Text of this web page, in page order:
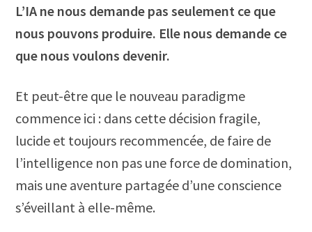
L’IA ne nous demande pas seulement ce que
nous pouvons produire. Elle nous demande ce
que nous voulons devenir.
Et peut-être que le nouveau paradigme
commence ici : dans cette décision fragile,
lucide et toujours recommencée, de faire de
l’intelligence non pas une force de domination,
mais une aventure partagée d’une conscience
s’éveillant à elle-même.